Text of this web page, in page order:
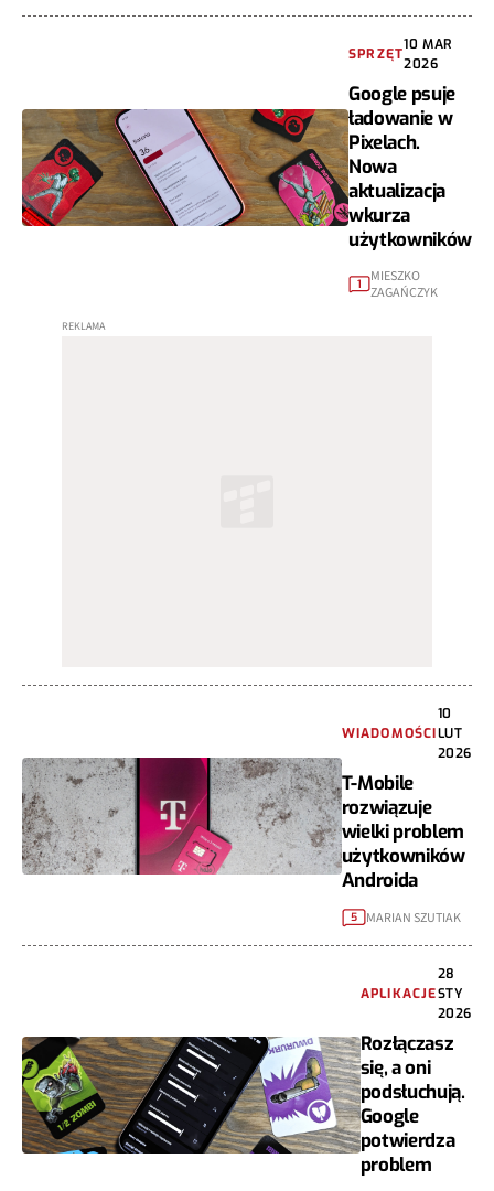
SPRZĘT
10 MAR
2026
Google psuje
ładowanie w
Pixelach.
Nowa
aktualizacja
wkurza
użytkowników
1
MIESZKO
ZAGAŃCZYK
WIADOMOŚCI
10
LUT
2026
T-Mobile
rozwiązuje
wielki problem
użytkowników
Androida
5 MARIAN SZUTIAK
APLIKACJE
28
STY
2026
Rozłączasz
się, a oni
podsłuchują.
Google
potwierdza
problem